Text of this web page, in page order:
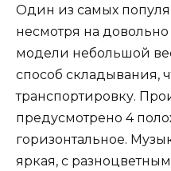
Один из самых
несмотря на
модели небольшой
способ складывания,
транспортировку.
предусмотрено 4
горизонтальное.
яркая, с